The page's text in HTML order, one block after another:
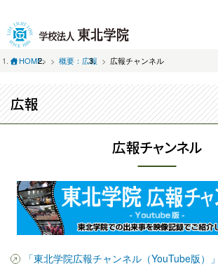
HOME> 概要：広報 広報チャンネル
広報
広報チャンネル
「東北学院広報チャンネル（YouTube版）」